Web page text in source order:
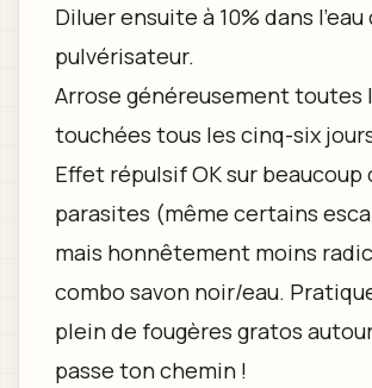
Diluer ensuite à 10% dans l’eau
pulvérisateur.
Arrose généreusement toutes
touchées tous les cinq-six
Effet répulsif OK sur beaucoup
parasites (même certains
mais honnêtement moins
combo savon noir/eau.
plein de fougères gratos
passe ton chemin !